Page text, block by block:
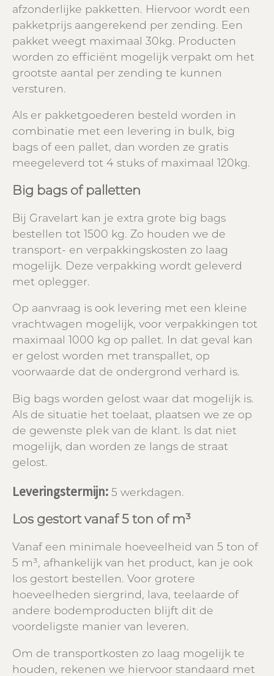
afzonderlijke pakketten. Hiervoor wordt een
pakketprijs aangerekend per zending. Een
pakket weegt maximaal 30kg. Producten
worden zo efficiënt mogelijk verpakt om het
grootste aantal per zending te kunnen
versturen.
Als er pakketgoederen besteld worden in
combinatie met een levering in bulk, big
bags of een pallet, dan worden ze gratis
meegeleverd tot 4 stuks of maximaal 120kg.
Big bags of palletten
Bij Gravelart kan je extra grote big bags
bestellen tot 1500 kg. Zo houden we de
transport- en verpakkingskosten zo laag
mogelijk. Deze verpakking wordt geleverd
met oplegger.
Op aanvraag is ook levering met een kleine
vrachtwagen mogelijk, voor verpakkingen tot
maximaal 1000 kg op pallet. In dat geval kan
er gelost worden met transpallet, op
voorwaarde dat de ondergrond verhard is.
Big bags worden gelost waar dat mogelijk is.
Als de situatie het toelaat, plaatsen we ze op
de gewenste plek van de klant. Is dat niet
mogelijk, dan worden ze langs de straat
gelost.
Leveringstermijn: 5 werkdagen.
Los gestort vanaf 5 ton of m³
Vanaf een minimale hoeveelheid van 5 ton of
5 m³, afhankelijk van het product, kan je ook
los gestort bestellen. Voor grotere
hoeveelheden siergrind, lava, teelaarde of
andere bodemproducten blijft dit de
voordeligste manier van leveren.
Om de transportkosten zo laag mogelijk te
houden, rekenen we hiervoor standaard met